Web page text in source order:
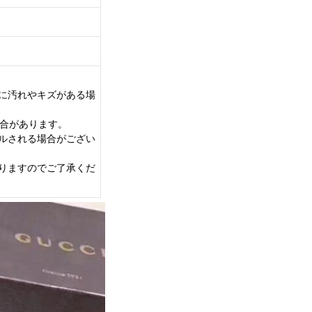
汚れやキズがある場
があります。
される場合がござい
ますのでご了承くだ